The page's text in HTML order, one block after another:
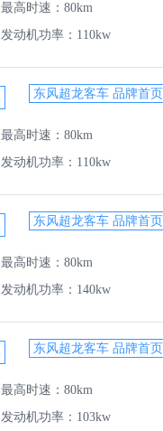
最高时速：80km
发动机功率：110kw
最高时速：80km
发动机功率：110kw
东风超龙客车 品牌首页
最高时速：80km
发动机功率：140kw
东风超龙客车 品牌首页
最高时速：80km
发动机功率：103kw
东风超龙客车 品牌首页